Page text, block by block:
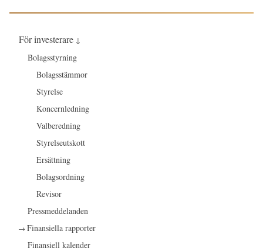
För investerare ↓
Bolagsstyrning
Bolagsstämmor
Styrelse
Koncernledning
Valberedning
Styrelseutskott
Ersättning
Bolagsordning
Revisor
Pressmeddelanden
Finansiella rapporter
Finansiell kalender